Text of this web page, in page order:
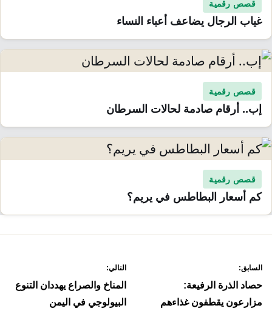
قصص رقمية
غياب الرجال يضاعف أعباء النساء
قصص رقمية
إب.. أرقام صادمة لحالات السرطان
قصص رقمية
كم أسعار البطاطس في يريم؟
المقالات
السابق:
حصاد الذرة الرفيعة:
مزارعون يقطفون غذاءهم
التالي:
المناخ والصراع يهددان التنوع
البيولوجي في اليمن